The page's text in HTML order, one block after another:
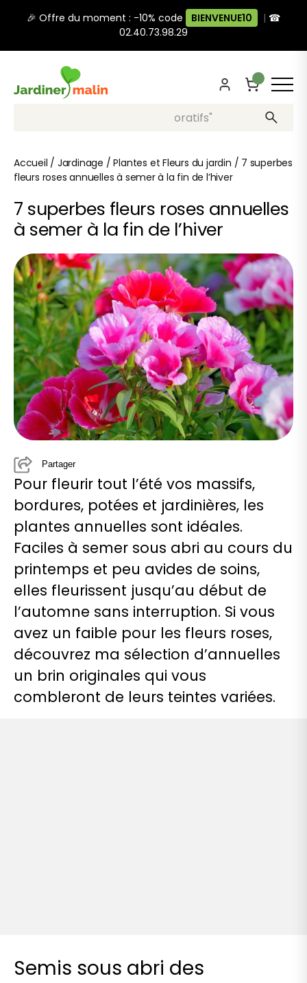
🎉 Offre du moment : -10% code BIENVENUE10 | ☎
02.40.73.98.29
Recherche, ex: "pots décoratifs"
Accueil / Jardinage /Plantes et Fleurs du jardin / 7 superbes
fleurs roses annuelles à semer à la fin de l’hiver
7 superbes fleurs roses annuelles
à semer à la fin de l’hiver
Partager
Pour fleurir tout l’été vos massifs,
bordures, potées et jardinières, les
plantes annuelles sont idéales.
Faciles à semer sous abri au cours du
printemps et peu avides de soins,
elles fleurissent jusqu’au début de
l’automne sans interruption. Si vous
avez un faible pour les fleurs roses,
découvrez ma sélection d’annuelles
un brin originales qui vous
combleront de leurs teintes variées.
Semis sous abri des